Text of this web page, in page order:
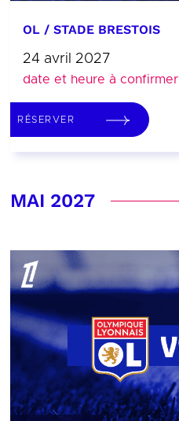
OL / STADE BRESTOIS
24 avril 2027
date et heure à confirmer
RÉSERVER
MAI 2027